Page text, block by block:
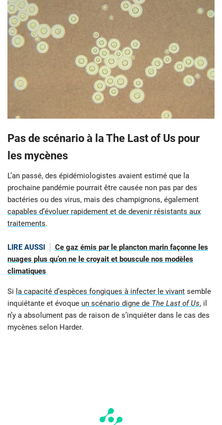
Pas de scénario à la The Last of Us pour
les mycènes
L’an passé, des épidémiologistes avaient estimé que la
prochaine pandémie pourrait être causée non pas par des
bactéries ou des virus, mais des champignons, également
capables d’évoluer rapidement et de devenir résistants aux
traitements.
LIRE AUSSI
Ce gaz émis par le plancton marin façonne les
nuages plus qu’on ne le croyait et bouscule nos modèles
climatiques
Si la capacité d’espèces fongiques à infecter le vivant semble
inquiétante et évoque un scénario digne de The Last of Us, il
n’y a absolument pas de raison de s’inquiéter dans le cas des
mycènes selon Harder.